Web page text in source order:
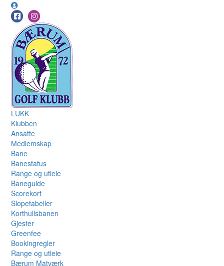
LUKK
Klubben
Ansatte
Medlemskap
Bane
Banestatus
Range og utleie
Baneguide
Scorekort
Slopetabeller
Korthullsbanen
Gjester
Greenfee
Bookingregler
Range og utleie
Bærum Matværk